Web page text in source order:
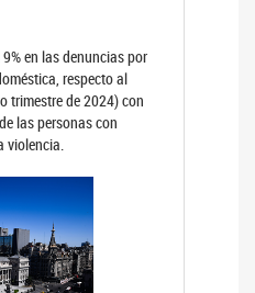
en las denuncias por
respecto al
trimestre de 2024) con
las personas con
violencia.